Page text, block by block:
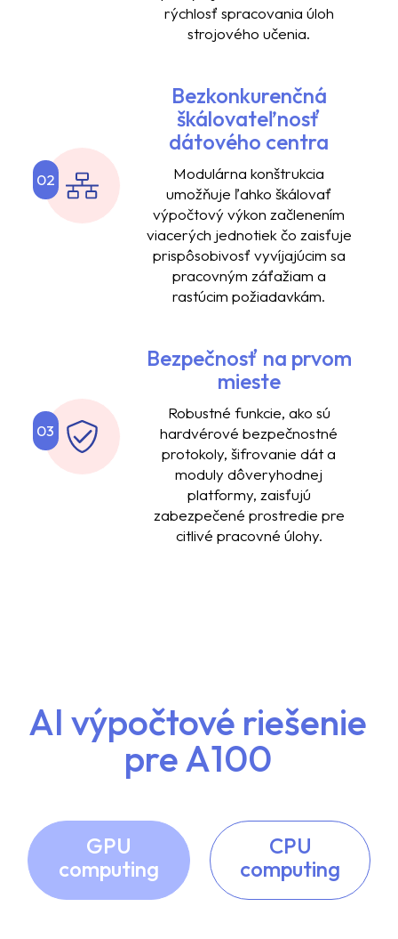
rýchlosť spracovania úloh
strojového učenia.
02
Bezkonkurenčná
škálovateľnosť
dátového centra
Modulárna konštrukcia
umožňuje ľahko škálovať
výpočtový výkon začlenením
viacerých jednotiek čo zaisťuje
prispôsobivosť vyvíjajúcim sa
pracovným záťažiam a
rastúcim požiadavkám.
03
Bezpečnosť na prvom
mieste
Robustné funkcie, ako sú
hardvérové ​​bezpečnostné
protokoly, šifrovanie dát a
moduly dôveryhodnej
platformy, zaisťujú
zabezpečené prostredie pre
citlivé pracovné úlohy.
AI výpočtové riešenie
pre A100
GPU
computing
CPU
computing